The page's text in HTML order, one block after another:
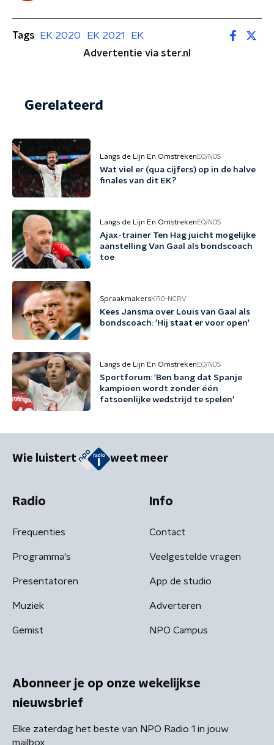
Tags EK 2020 EK 2021
EK
Advertentie via ster.nl
Gerelateerd
Langs de Lijn En Omstreken EO/NOS
Wat viel er (qua cijfers) op in de halve
finales van dit EK?
Langs de Lijn En Omstreken EO/NOS
Ajax-trainer Ten Hag juicht mogelijke
aanstelling Van Gaal als bondscoach
toe
SpraakmakersKRO-NCRV
Kees Jansma over Louis van Gaal als
bondscoach: 'Hij staat er voor open'
Langs de Lijn En Omstreken EO/NOS
Sportforum: 'Ben bang dat Spanje
kampioen wordt zonder één
fatsoenlijke wedstrijd te spelen'
Wie luistert weet meer
Radio
Frequenties
Programma's
Presentatoren
Muziek
Gemist
Info
Contact
Veelgestelde vragen
App de studio
Adverteren
NPO Campus
Abonneer je op onze wekelijkse
nieuwsbrief
Elke zaterdag het beste van NPO Radio 1 in jouw
mailbox